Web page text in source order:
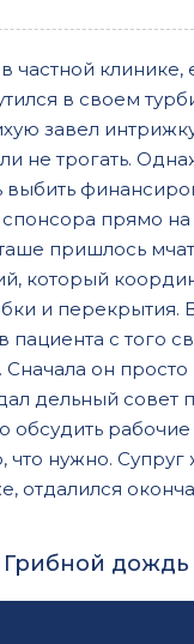
частной
в своем
завел
не трогать.
выбить
прямо
пришлось
который
и перекрытия.
пациента с того
он
дельный
обсудить
что нужно.
отдалился
дождь